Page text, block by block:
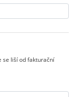
se liší od fakturační